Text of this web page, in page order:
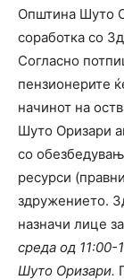
Општина Шуто
соработка со
Согласно
пензионерите
начинот на
Шуто Оризари
со
ресурси
здружението.
назначи лице
среда од 11:00-
Шуто Оризари.